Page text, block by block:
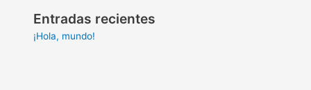
Entradas recientes
¡Hola, mundo!